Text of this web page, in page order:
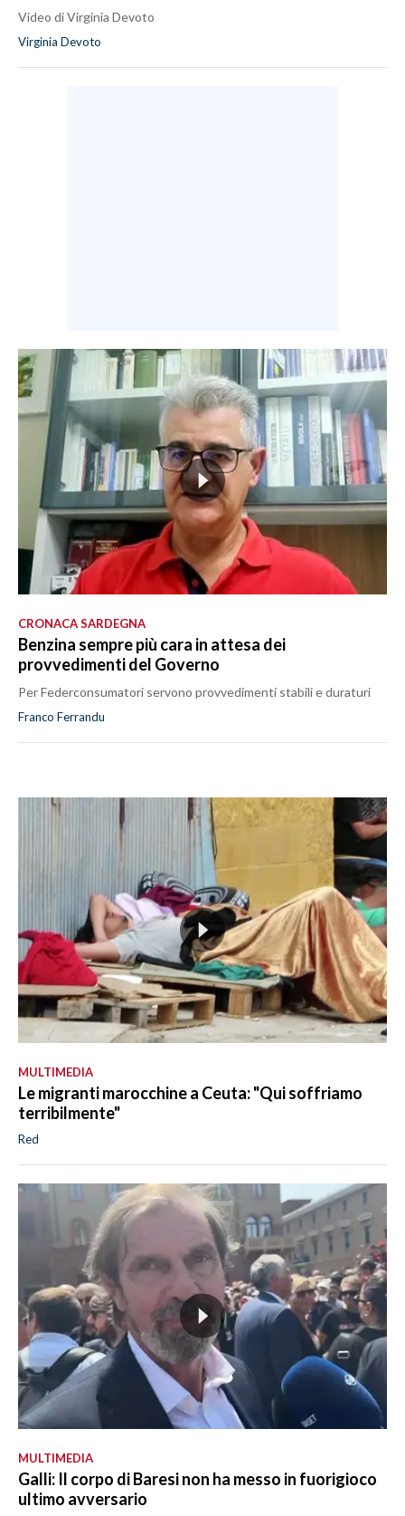
Video di Virginia Devoto
Virginia Devoto
CRONACA SARDEGNA
Benzina sempre più cara in attesa dei
provvedimenti del Governo
Per Federconsumatori servono provvedimenti stabili e duraturi
Franco Ferrandu
MULTIMEDIA
Le migranti marocchine a Ceuta: "Qui soffriamo
terribilmente"
Red
MULTIMEDIA
Galli: Il corpo di Baresi non ha messo in fuorigioco
ultimo avversario